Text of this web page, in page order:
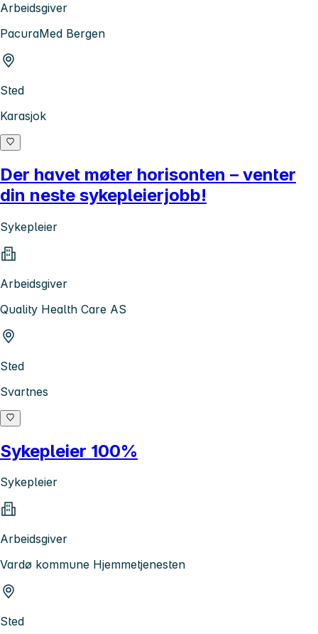
Arbeidsgiver
PacuraMed Bergen
Sted
Karasjok
Der havet møter horisonten – venter
din neste sykepleierjobb!
Sykepleier
Arbeidsgiver
Quality Health Care AS
Sted
Svartnes
Sykepleier 100%
Sykepleier
Arbeidsgiver
Vardø kommune Hjemmetjenesten
Sted